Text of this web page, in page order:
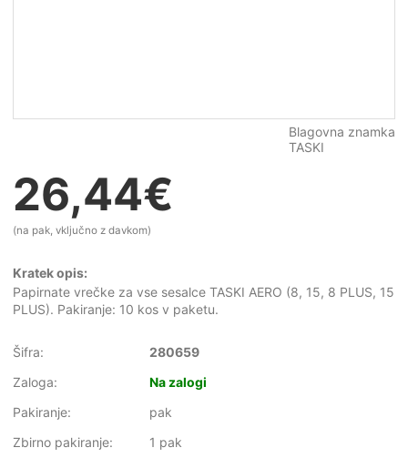
Blagovna znamka
TASKI
26,44€
(na pak, vključno z davkom)
Kratek opis:
Papirnate vrečke za vse sesalce TASKI AERO (8, 15, 8 PLUS, 15
PLUS). Pakiranje: 10 kos v paketu.
Šifra:
280659
Zaloga:
Na zalogi
Pakiranje:
pak
Zbirno pakiranje:
1 pak